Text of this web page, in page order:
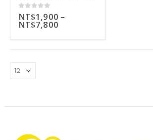
0 out of 5
NT$1,900 –
NT$7,800